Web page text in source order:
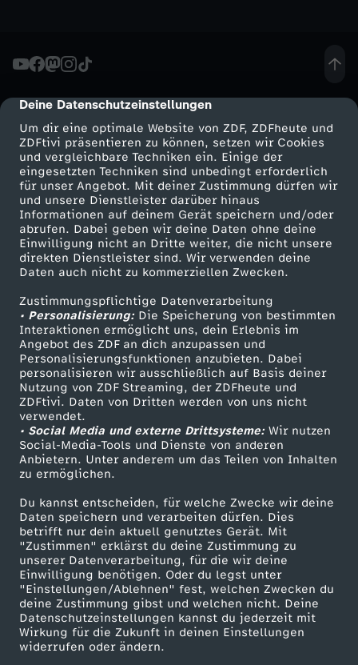
cmp-dialog-description
Deine Datenschutzeinstellungen
Um dir eine optimale Website von ZDF, ZDFheute und
ZDFtivi präsentieren zu können, setzen wir Cookies
und vergleichbare Techniken ein. Einige der
eingesetzten Techniken sind unbedingt erforderlich
für unser Angebot. Mit deiner Zustimmung dürfen wir
und unsere Dienstleister darüber hinaus
Informationen auf deinem Gerät speichern und/oder
abrufen. Dabei geben wir deine Daten ohne deine
Einwilligung nicht an Dritte weiter, die nicht unsere
direkten Dienstleister sind. Wir verwenden deine
Daten auch nicht zu kommerziellen Zwecken.
Zustimmungspflichtige Datenverarbeitung
• Personalisierung:Die Speicherung von bestimmten
Interaktionen ermöglicht uns, dein Erlebnis im
Angebot des ZDF an dich anzupassen und
Personalisierungsfunktionen anzubieten. Dabei
personalisieren wir ausschließlich auf Basis deiner
Nutzung von ZDF Streaming, der ZDFheute und
ZDFtivi. Daten von Dritten werden von uns nicht
verwendet.
• Social Media und externe Drittsysteme:Wir nutzen
Social-Media-Tools und Dienste von anderen
Anbietern. Unter anderem um das Teilen von Inhalten
zu ermöglichen.
Du kannst entscheiden, für welche Zwecke wir deine
Daten speichern und verarbeiten dürfen. Dies
betrifft nur dein aktuell genutztes Gerät. Mit
"Zustimmen" erklärst du deine Zustimmung zu
unserer Datenverarbeitung, für die wir deine
Einwilligung benötigen. Oder du legst unter
"Einstellungen/Ablehnen" fest, welchen Zwecken du
deine Zustimmung gibst und welchen nicht. Deine
Datenschutzeinstellungen kannst du jederzeit mit
Wirkung für die Zukunft in deinen Einstellungen
widerrufen oder ändern.
i
e
r
e
u
l
e
Mehr ZDF
ZDF-Apps
Smart TV
ZDFtext
Livestreams
Sendungen A-Z
TV-Programm
Service
ZDFmitreden
Kontakt zum ZDF
Tickets
Zuschauerservice
Hilfe
ZDF Unternehmen
Karriere
ZDF goes Schule
Werbefernsehen
Mainzelmännchen